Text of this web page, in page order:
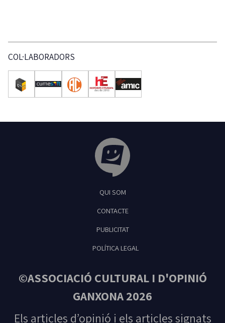
COL·LABORADORS
Feliu de Guíxols
QUI SOM
CONTACTE
PUBLICITAT
POLÍTICA LEGAL
©ASSOCIACIÓ CULTURAL I D'OPINIÓ
GANXONA 2026
Els articles d’opinió i els articles signats